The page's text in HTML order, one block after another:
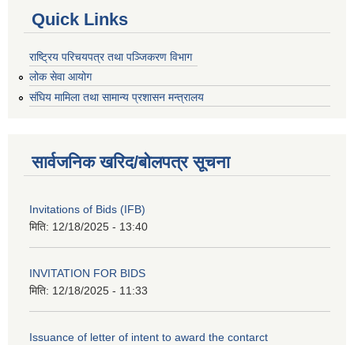
Quick Links
राष्ट्रिय परिचयपत्र तथा पञ्जिकरण विभाग
लोक सेवा आयोग
संघिय मामिला तथा सामान्य प्रशासन मन्त्रालय
सार्वजनिक खरिद/बोलपत्र सूचना
Invitations of Bids (IFB)
मिति: 12/18/2025 - 13:40
INVITATION FOR BIDS
मिति: 12/18/2025 - 11:33
Issuance of letter of intent to award the contarct